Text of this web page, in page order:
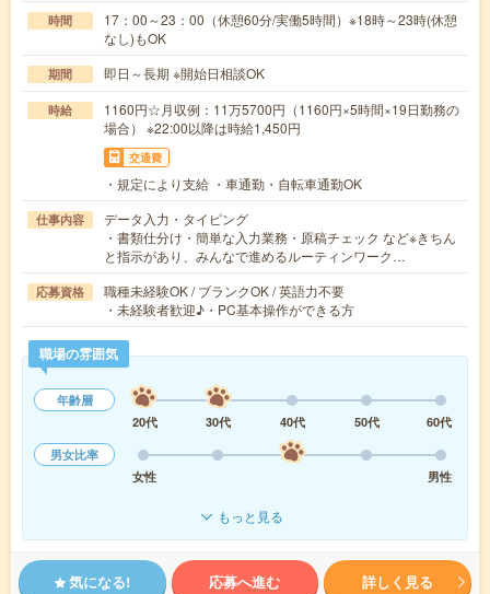
時間
17：00～23：00（休憩60分/実働5時間）※18時～23時(休憩
なし)もOK
期間 即日～長期 ※開始日相談OK
時給
1160円☆月収例：11万5700円（1160円×5時間×19日勤務の
場合） ※22:00以降は時給1,450円
交通費
・規定により支給 ・車通勤・自転車通勤OK
仕事内容
データ入力・タイピング
・書類仕分け・簡単な入力業務・原稿チェック など※きちん
と指示があり、みんなで進めるルーティンワーク…
応募資格
職種未経験OK / ブランクOK / 英語力不要
・未経験者歓迎♪・PC基本操作ができる方
職場の雰囲気
年齢層
20代
30代 40代 50代
60代
男女比率
女性
男性
もっと見る
気になる! 応募へ進む 詳しく見る